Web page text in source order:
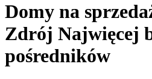
Domy na
Zdrój Najwięcej
pośredników